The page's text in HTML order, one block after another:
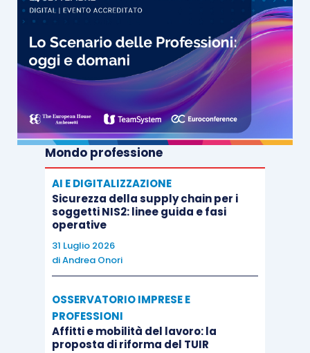
Mondo professione
AI E DIGITALIZZAZIONE
Sicurezza della supply chain per i
soggetti NIS2: linee guida e fasi
operative
31 Luglio 2026
diAndrea Onori
OSSERVATORIO IMPRESE E
PROFESSIONI
Affitti e mobilità del lavoro: la
proposta di riforma del TUIR